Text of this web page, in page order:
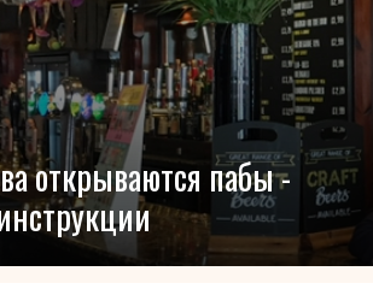
открываются пабы -